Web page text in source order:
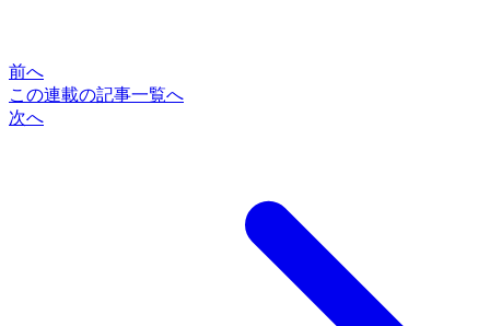
前へ
この連載の記事一覧へ
次へ